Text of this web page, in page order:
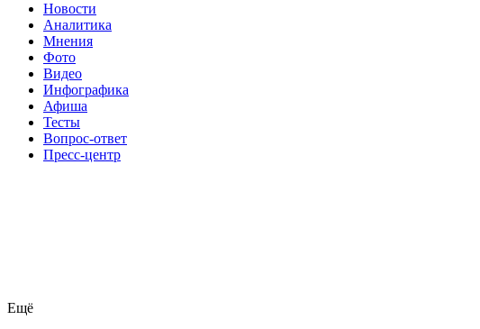
Новости
Аналитика
Мнения
Фото
Видео
Инфографика
Афиша
Тесты
Вопрос-ответ
Пресс-центр
Ещё